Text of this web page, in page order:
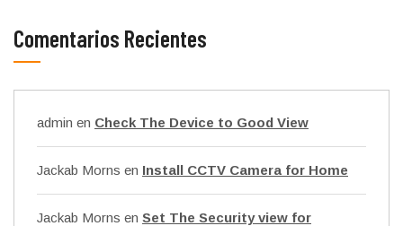
Comentarios Recientes
admin en Check The Device to Good View
Jackab Morns en Install CCTV Camera for Home
Jackab Morns en Set The Security view for